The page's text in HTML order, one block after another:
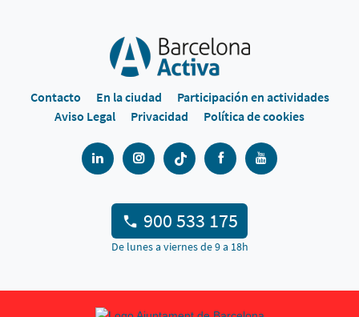
Contacto En la ciudad
Participación en actividades
Aviso Legal
Privacidad Política de cookies
900 533 175
De lunes a viernes de 9 a 18h